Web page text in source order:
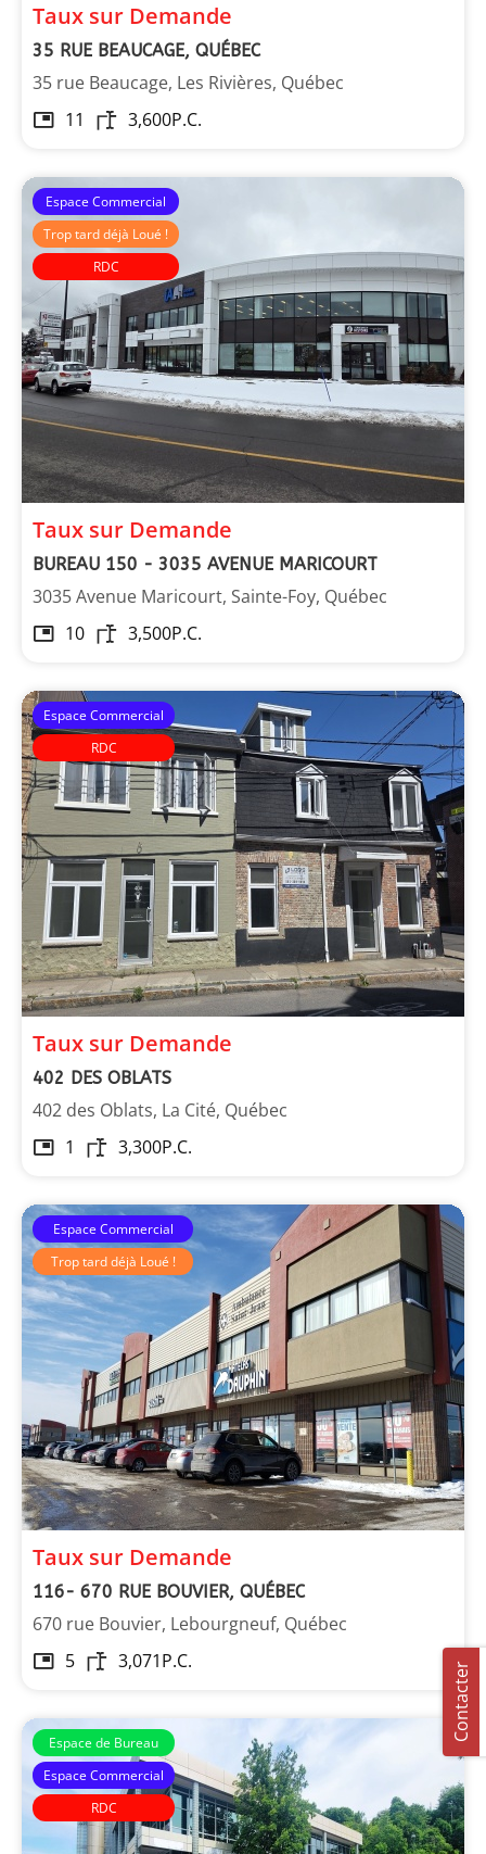
Taux sur Demande
35 RUE BEAUCAGE, QUÉBEC
35 rue Beaucage, Les Rivières, Québec
11
3,600P.C.
Espace Commercial
Trop tard déjà Loué !
RDC
Immeubles Roussin
Taux sur Demande
BUREAU 150 - 3035 AVENUE MARICOURT
3035 Avenue Maricourt, Sainte-Foy, Québec
10
3,500P.C.
Espace Commercial
RDC
Taux sur Demande
402 DES OBLATS
402 des Oblats, La Cité, Québec
1
3,300P.C.
Espace Commercial
Trop tard déjà Loué !
Les Immeubles Dupont
Taux sur Demande
116- 670 RUE BOUVIER, QUÉBEC
670 rue Bouvier, Lebourgneuf, Québec
5
3,071P.C.
Espace de Bureau
Espace Commercial
RDC
Contacter